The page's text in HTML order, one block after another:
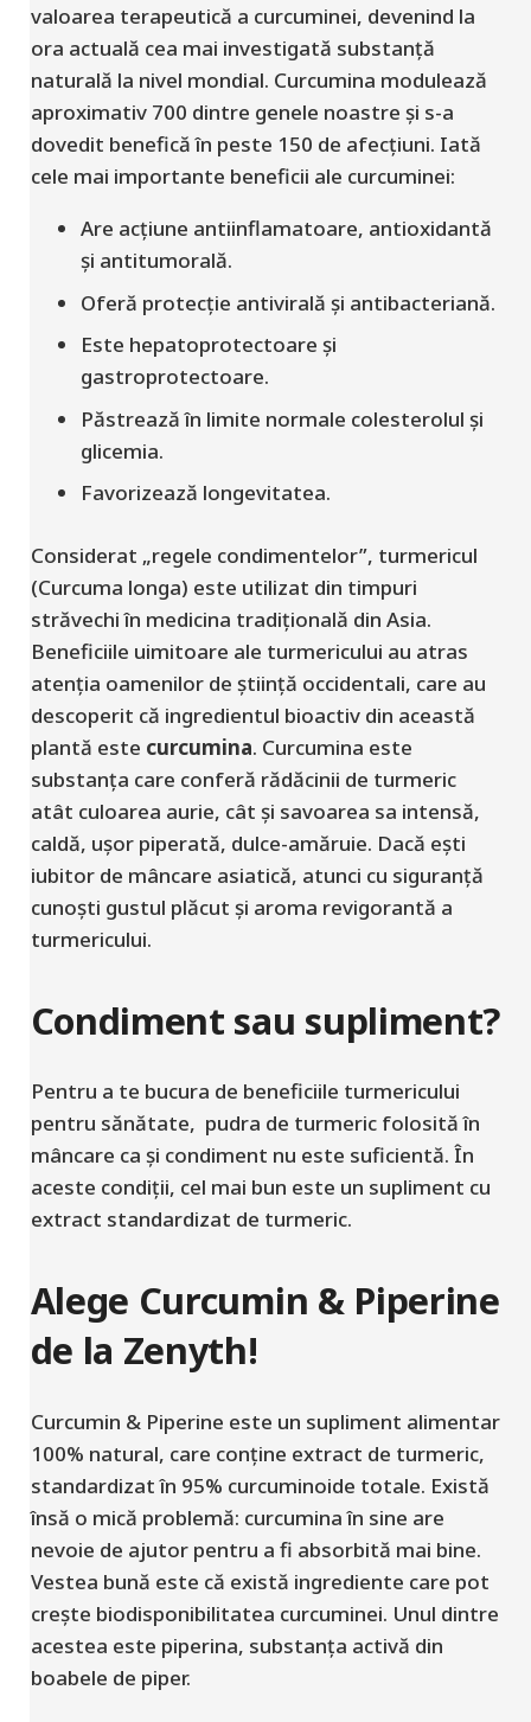
valoarea terapeutică a curcuminei, devenind la
ora actuală cea mai investigată substanță
naturală la nivel mondial. Curcumina modulează
aproximativ 700 dintre genele noastre și s-a
dovedit benefică în peste 150 de afecțiuni. Iată
cele mai importante beneficii ale curcuminei:
Are acțiune antiinflamatoare, antioxidantă
și antitumorală.
Oferă protecție antivirală și antibacteriană.
Este hepatoprotectoare și
gastroprotectoare.
Păstrează în limite normale colesterolul și
glicemia.
Favorizează longevitatea.
Considerat „regele condimentelor”, turmericul
(Curcuma longa) este utilizat din timpuri
străvechi în medicina tradițională din Asia.
Beneficiile uimitoare ale turmericului au atras
atenția oamenilor de știință occidentali, care au
descoperit că ingredientul bioactiv din această
plantă este curcumina. Curcumina este
substanța care conferă rădăcinii de turmeric
atât culoarea aurie, cât și savoarea sa intensă,
caldă, ușor piperată, dulce-amăruie. Dacă ești
iubitor de mâncare asiatică, atunci cu siguranță
cunoști gustul plăcut și aroma revigorantă a
turmericului.
Condiment sau supliment?
Pentru a te bucura de beneficiile turmericului
pentru sănătate, pudra de turmeric folosită în
mâncare ca și condiment nu este suficientă. În
aceste condiții, cel mai bun este un supliment cu
extract standardizat de turmeric.
Alege Curcumin & Piperine
de la Zenyth!
Curcumin & Piperine este un supliment alimentar
100% natural, care conține extract de turmeric,
standardizat în 95% curcuminoide totale. Există
însă o mică problemă: curcumina în sine are
nevoie de ajutor pentru a fi absorbită mai bine.
Vestea bună este că există ingrediente care pot
crește biodisponibilitatea curcuminei. Unul dintre
acestea este piperina, substanța activă din
boabele de piper.